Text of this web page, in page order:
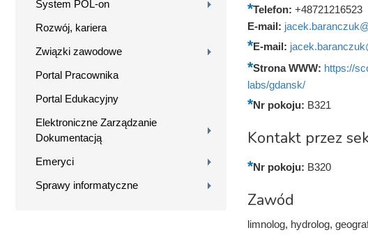
System POL-on
Rozwój, kariera
Związki zawodowe
Portal Pracownika
Portal Edukacyjny
Elektroniczne Zarządzanie
Dokumentacją
Emeryci
Sprawy informatyczne
Telefon: +48721216523
E-mail:
E-mail:
Strona WWW: https://
labs/gdansk/
Nr pokoju: B321
Kontakt przez
Nr pokoju: B320
Zawód
limnolog, hydrolog,